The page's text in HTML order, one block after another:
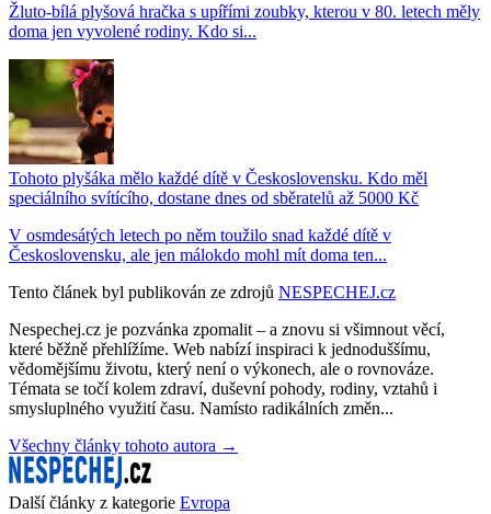
Žluto-bílá plyšová hračka s upířími zoubky, kterou v 80. letech měly
doma jen vyvolené rodiny. Kdo si...
Tohoto plyšáka mělo každé dítě v Československu. Kdo měl
speciálního svítícího, dostane dnes od sběratelů až 5000 Kč
V osmdesátých letech po něm toužilo snad každé dítě v
Československu, ale jen málokdo mohl mít doma ten...
Tento článek byl publikován ze zdrojů NESPECHEJ.cz
Nespechej.cz je pozvánka zpomalit – a znovu si všimnout věcí,
které běžně přehlížíme. Web nabízí inspiraci k jednoduššímu,
vědomějšímu životu, který není o výkonech, ale o rovnováze.
Témata se točí kolem zdraví, duševní pohody, rodiny, vztahů i
smysluplného využití času. Namísto radikálních změn...
Všechny články tohoto autora →
Další články z kategorie Evropa